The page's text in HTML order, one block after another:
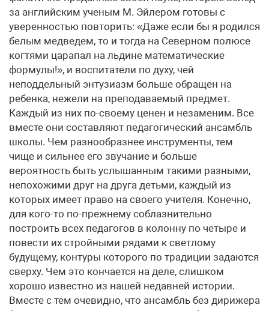
за английским ученым М. Эйлером готовы с
уверенностью повторить: «Даже если бы я родился
белым медведем, то и тогда на Северном полюсе
когтями царапал на льдине математические
формулы!», и воспитатели по духу, чей
неподдельный энтузиазм больше обращен на
ребенка, нежели на преподаваемый предмет.
Каждый из них по-своему ценен и незаменим. Все
вместе они составляют педагогический ансамбль
школы. Чем разнообразнее инструменты, тем
чище и сильнее его звучание и больше
вероятность быть услышанным такими разными,
непохожими друг на друга детьми, каждый из
которых имеет право на своего учителя. Конечно,
для кого-то по-прежнему соблазнительно
построить всех педагогов в колонну по четыре и
повести их стройными рядами к светлому
будущему, контуры которого по традиции задаются
сверху. Чем это кончается на деле, слишком
хорошо известно из нашей недавней истории.
Вместе с тем очевидно, что ансамбль без дирижера